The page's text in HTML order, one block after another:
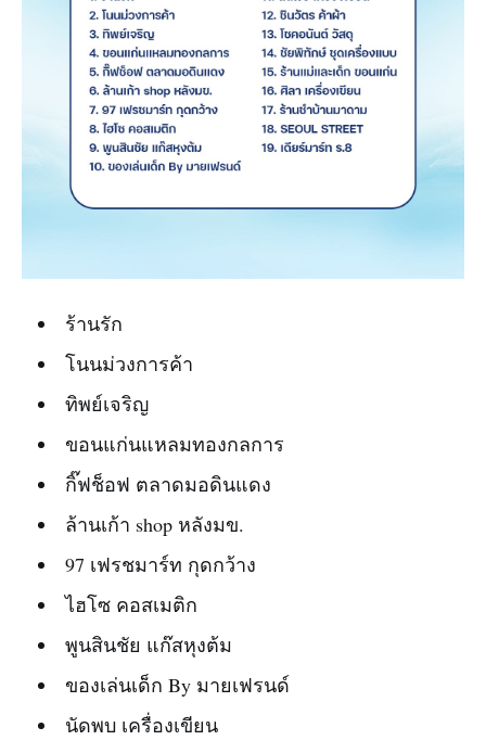
ร้านรัก
โนนม่วงการค้า
ทิพย์เจริญ
ขอนแก่นแหลมทองกลการ
กิ๊ฟช็อฟ ตลาดมอดินแดง
ล้านเก้า shop หลังมข.
97 เฟรชมาร์ท กุดกว้าง
ไฮโซ คอสเมติก
พูนสินชัย แก๊สหุงต้ม
ของเล่นเด็ก By มายเฟรนด์
นัดพบ เครื่องเขียน